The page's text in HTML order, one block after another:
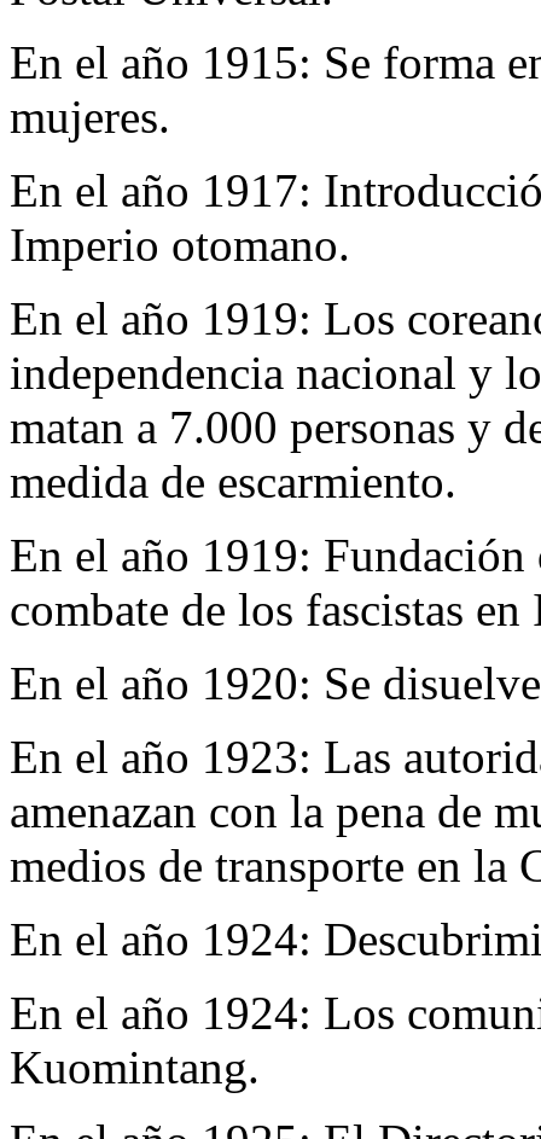
En el año 1915: Se forma
mujeres.
En el año 1917:
Imperio otomano.
En el año 1919: Los
independencia nacional y
matan a 7.000 personas y
medida de escarmiento.
En el año 1919: Fundación
combate de los fascistas
En el año 1920: Se
En el año 1923: Las
amenazan con la pena de
medios de transporte en la
En el año 1924:
En el año 1924: Los
Kuomintang.